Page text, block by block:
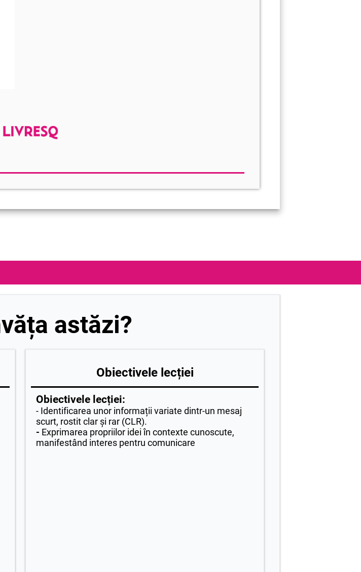
astăzi?
Obiectivele lecției
Obiectivele lecției:
- Identificarea unor informații variate dintr-un mesaj
scurt, rostit clar și rar (CLR).
- Exprimarea propriilor idei în contexte cunoscute,
manifestând interes pentru comunicare